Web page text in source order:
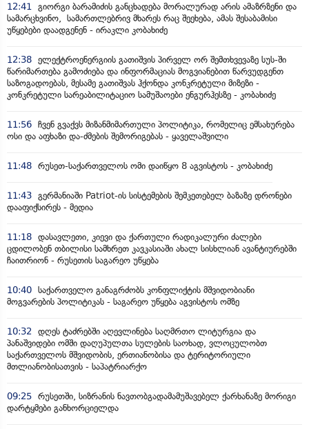
12:41
გიორგი ბარამიძის განცხადება მორალურად არის ამაზრზენი და
სამარცხვინო, სამართლებრივ მხარეს რაც შეეხება, ამას შესაბამისი
უწყებები დაადგენენ - ირაკლი კობახიძე
12:38 ელექტროენერგიის გათიშვის პირველ ორ შემთხვევაზე სუს-ში
წარიმართება გამოძიება და ინფორმაციას მოგვიანებით წარვუდგენთ
საზოგადოებას, მესამე გათიშვას ჰქონდა კონკრეტული მიზეზი -
კონკრეტული სარეაბილიტაციო სამუშაოები ენგურჰესზე - კობახიძე
11:56 ჩვენ გვაქვს მიზანმიმართული პოლიტიკა, რომელიც ემსახურება
ოსი და აფხაზი და-ძმების შემორიგებას - ყაველაშვილი
11:48 რუსეთ-საქართველოს ომი დაიწყო 8 აგვისტოს - კობახიძე
11:43 გერმანიაში Patriot-ის სისტემების შემკეთებელ ბაზაზე დრონები
დააფიქსირეს - მედია
11:18 დასავლეთი, კიევი და ქართული რადიკალური ძალები
ცდილობენ თბილისი სამხრეთ კავკასიაში ახალ სისხლიან ავანტიურებში
ჩაითრიონ - რუსეთის საგარეო უწყება
10:40 საქართველო განაგრძობს კონფლიქტის მშვიდობიანი
მოგვარების პოლიტიკას - საგარეო უწყება აგვისტოს ომზე
10:32
დღეს ტაძრებში აღევლინება საღმრთო ლიტურგია და
პანაშვიდები ომში დაღუპულთა სულების საოხად, ვლოცულობთ
საქართველოს მშვიდობის, ერთიანობისა და ტერიტორიული
მთლიანობისათვის - საპატრიარქო
09:25 რუსეთში, სიზრანის ნავთობგადამამუშავებელ ქარხანაზე მორიგი
დარტყმები განხორციელდა